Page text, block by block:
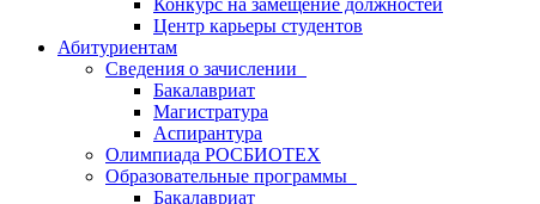
Конкурс на замещение должностей
Центр карьеры студентов
Абитуриентам
Сведения о зачислении
Бакалавриат
Магистратура
Аспирантура
Олимпиада РОСБИОТЕХ
Образовательные программы
Бакалавриат